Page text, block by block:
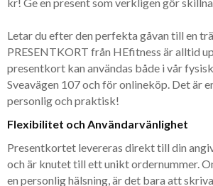
Letar du efter den perfekta gåvan till en
PRESENTKORT från HEfitness är alltid
presentkort kan användas både i vår
Sveavägen 107 och för onlineköp. Det är
personlig och praktisk!
Flexibilitet och Användarvänlighet
Presentkortet levereras direkt till din
och är knutet till ett unikt ordernummer.
en personlig hälsning, är det bara att